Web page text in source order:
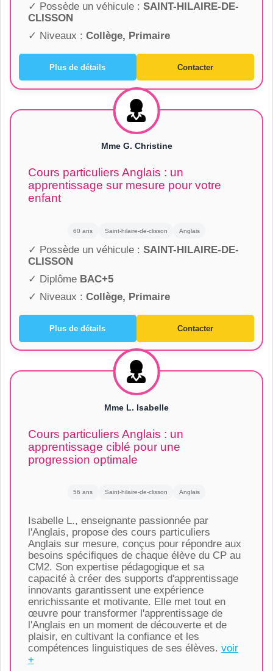
✓ Possède un véhicule : SAINT-HILAIRE-DE-
CLISSON
✓ Niveaux : Collège, Primaire
Plus de détails Contacter
Mme G. Christine
Cours particuliers Anglais : un
apprentissage sur mesure pour votre
enfant
60 ans Saint-hilaire-de-clisson Anglais
✓ Possède un véhicule : SAINT-HILAIRE-DE-
CLISSON
✓ Diplôme BAC+5
✓ Niveaux : Collège, Primaire
Plus de détails Contacter
Mme L. Isabelle
Cours particuliers Anglais : un
apprentissage ciblé pour une
progression optimale
56 ans Saint-hilaire-de-clisson Anglais
Isabelle L., enseignante passionnée par
l'Anglais, propose des cours particuliers
Anglais sur mesure, conçus pour répondre aux
besoins spécifiques de chaque élève du CP au
CM2. Son expertise pédagogique et sa
capacité à créer des supports d'apprentissage
innovants garantissent une expérience
enrichissante et motivante. Elle met tout en
œuvre pour transformer l'apprentissage de
l'Anglais en un moment de découverte et de
plaisir, en cultivant la confiance et les
compétences linguistiques de ses élèves. voir
+